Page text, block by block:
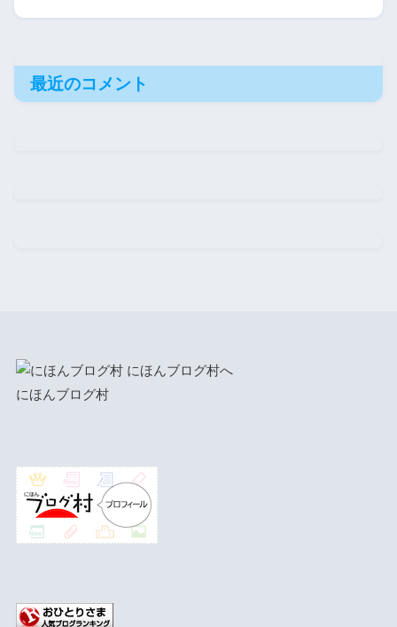
最近のコメント
にほんブログ村